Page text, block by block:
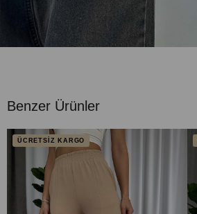
Benzer Ürünler
ÜCRETSİZ KARGO